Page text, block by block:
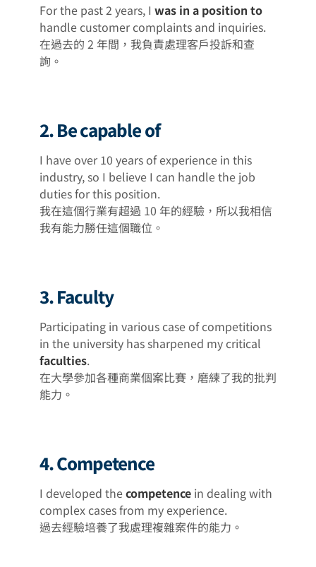
For the past 2 years, I was in a position to
handle customer complaints and inquiries.
在過去的 2 年間，我負責處理客戶投訴和查
詢。
2. Be capable of
I have over 10 years of experience in this
industry, so I believe I can handle the job
duties for this position.
我在這個行業有超過 10 年的經驗，所以我相信
我有能力勝任這個職位。
3. Faculty
Participating in various case of competitions
in the university has sharpened my critical
faculties.
在大學參加各種商業個案比賽，磨練了我的批判
能力。
4. Competence
I developed thecompetence in dealing with
complex cases from my experience.
過去經驗培養了我處理複雜案件的能力。